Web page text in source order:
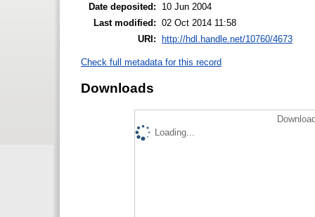
Date deposited:
10 Jun 2004
Last modified: 02 Oct 2014 11:58
URI:
http://hdl.handle.net/10760/4673
Check full metadata for this record
Downloads
Loading...